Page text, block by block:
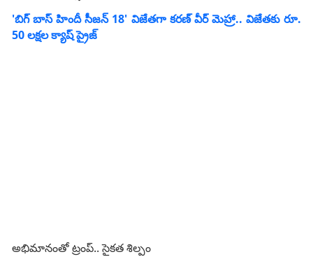
'బిగ్ బాస్ హిందీ సీజన్ 18' విజేతగా కరణ్ వీర్ మెహ్రా.. విజేతకు రూ.
50 లక్షల క్యాష్ ప్రైజ్
అభిమానంతో ట్రంప్.. సైకత శిల్పం